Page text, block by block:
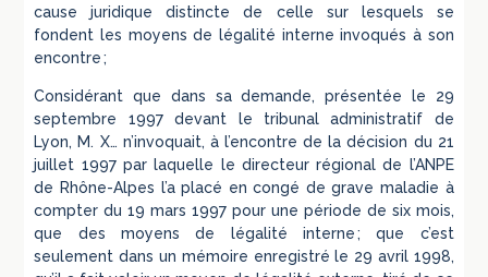
cause juridique distincte de celle sur lesquels se
fondent les moyens de légalité interne invoqués à son
encontre ;
Considérant que dans sa demande, présentée le 29
septembre 1997 devant le tribunal administratif de
Lyon, M. X… n’invoquait, à l’encontre de la décision du 21
juillet 1997 par laquelle le directeur régional de l’ANPE
de Rhône-Alpes l’a placé en congé de grave maladie à
compter du 19 mars 1997 pour une période de six mois,
que des moyens de légalité interne ; que c’est
seulement dans un mémoire enregistré le 29 avril 1998,